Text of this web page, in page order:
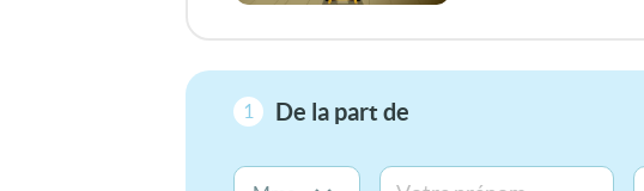
1 De la part de